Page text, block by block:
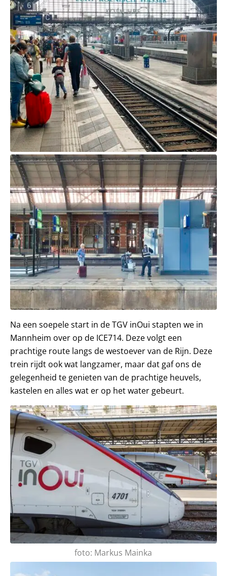
Na een soepele start in de TGV inOui stapten we in
Mannheim over op de ICE714. Deze volgt een
prachtige route langs de westoever van de Rijn. Deze
trein rijdt ook wat langzamer, maar dat gaf ons de
gelegenheid te genieten van de prachtige heuvels,
kastelen en alles wat er op het water gebeurt.
foto: Markus Mainka